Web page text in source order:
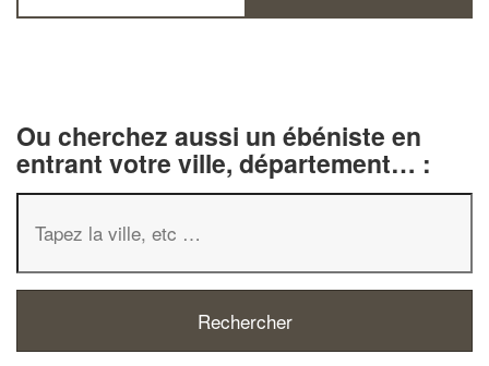
Ou cherchez aussi un ébéniste en
entrant votre ville, département… :